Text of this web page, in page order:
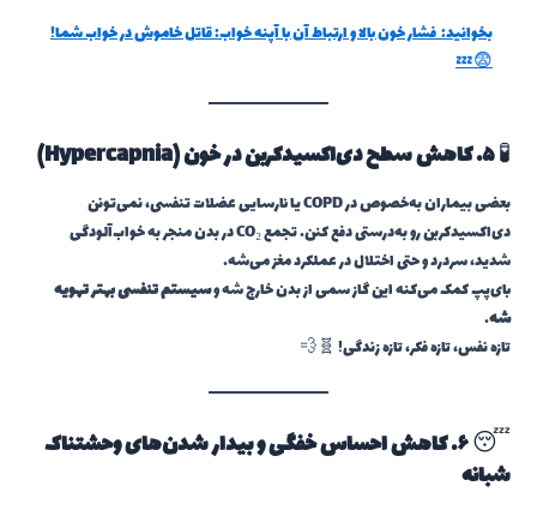
بخوانید:فشار خون بالا و ارتباط آن با آپنه خواب: قاتل خاموش در خواب شما!
😨💤
🧪۵. کاهش سطح دی‌اکسیدکربن در خون (Hypercapnia)
بعضی بیماران به‌خصوص در COPD یا نارسایی عضلات تنفسی، نمی‌تونن
دی‌اکسیدکربن رو به‌درستی دفع کنن. تجمع CO₂ در بدن منجر به خواب‌آلودگی
شدید، سردرد و حتی اختلال در عملکرد مغز می‌شه.
بای‌پپ کمک می‌کنه این گاز سمی از بدن خارج شه وسیستم تنفسی بهتر تهویه
شه.
تازه نفس، تازه فکر، تازه زندگی! 🧬💨
😴 ۶. کاهش احساس خفگی و بیدار شدن‌های وحشتناک
شبانه